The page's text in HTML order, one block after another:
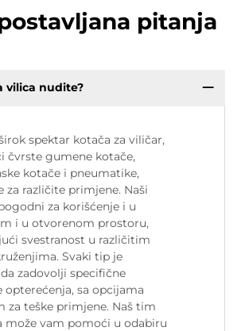
pitanja
vilica nudite?
spektar kotača za viličar,
čvrste gumene kotače,
kotače i pneumatike,
za različite primjene. Naši
za korišćenje i u
i u otvorenom prostoru,
svestranost u različitim
Svaki tip je
zadovolji specifične
opterećenja, sa opcijama
za teške primjene. Naš tim
može vam pomoći u odabiru